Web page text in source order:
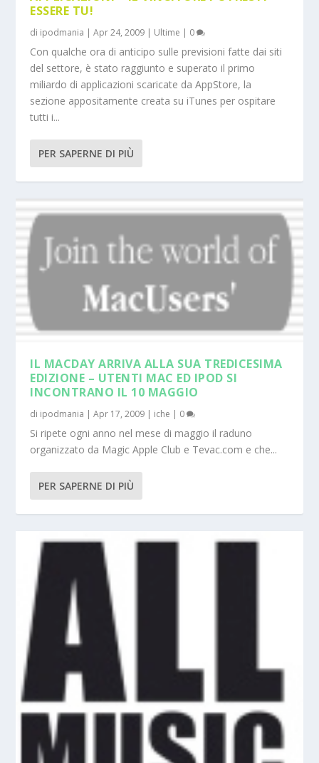
ESSERE TU!
di ipodmania |Apr 24, 2009 | Ultime | 0
Con qualche ora di anticipo sulle previsioni fatte dai siti
del settore, è stato raggiunto e superato il primo
miliardo di applicazioni scaricate da AppStore, la
sezione appositamente creata su iTunes per ospitare
tutti i...
PER SAPERNE DI PIÙ
IL MACDAY ARRIVA ALLA SUA TREDICESIMA
EDIZIONE – UTENTI MAC ED IPOD SI
INCONTRANO IL 10 MAGGIO
di ipodmania |Apr 17, 2009 | iche | 0
Si ripete ogni anno nel mese di maggio il raduno
organizzato da Magic Apple Club e Tevac.com e che...
PER SAPERNE DI PIÙ